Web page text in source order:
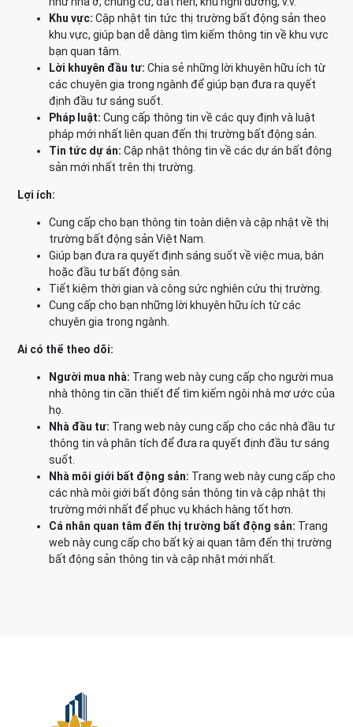
Khu vực: Cập nhật tin tức thị trường bất động sản theo
khu vực, giúp bạn dễ dàng tìm kiếm thông tin về khu vực
bạn quan tâm.
Lời khuyên đầu tư: Chia sẻ những lời khuyên hữu ích từ
các chuyên gia trong ngành để giúp bạn đưa ra quyết
định đầu tư sáng suốt.
Pháp luật: Cung cấp thông tin về các quy định và luật
pháp mới nhất liên quan đến thị trường bất động sản.
Tin tức dự án: Cập nhật thông tin về các dự án bất động
sản mới nhất trên thị trường.
Lợi ích:
Cung cấp cho bạn thông tin toàn diện và cập nhật về thị
trường bất động sản Việt Nam.
Giúp bạn đưa ra quyết định sáng suốt về việc mua, bán
hoặc đầu tư bất động sản.
Tiết kiệm thời gian và công sức nghiên cứu thị trường.
Cung cấp cho bạn những lời khuyên hữu ích từ các
chuyên gia trong ngành.
Ai có thể theo dõi:
Người mua nhà: Trang web này cung cấp cho người mua
nhà thông tin cần thiết để tìm kiếm ngôi nhà mơ ước của
họ.
Nhà đầu tư: Trang web này cung cấp cho các nhà đầu tư
thông tin và phân tích để đưa ra quyết định đầu tư sáng
suốt.
Nhà môi giới bất động sản: Trang web này cung cấp cho
các nhà môi giới bất động sản thông tin và cập nhật thị
trường mới nhất để phục vụ khách hàng tốt hơn.
Cá nhân quan tâm đến thị trường bất động sản: Trang
web này cung cấp cho bất kỳ ai quan tâm đến thị trường
bất động sản thông tin và cập nhật mới nhất.